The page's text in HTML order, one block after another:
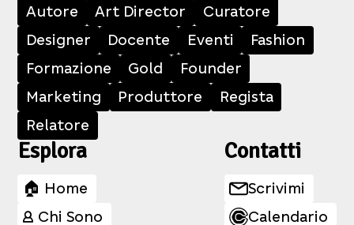
Autore Art Director
Curatore
Designer
Docente Eventi
Fashion
Formazione
Gold
Founder
Marketing
Produttore
Regista
Relatore
Esplora
🏠 Home
👤 Chi Sono
Contatti
Scrivimi
Calendario